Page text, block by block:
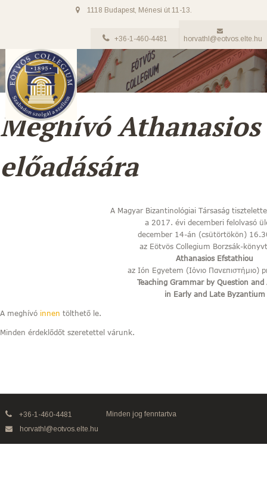
1118 Budapest, Ménesi út 11-13.
+36-1-460-4481 horvathl@eotvos.elte.hu
Meghívó
előadására
A Magyar Bizantinológiai Társaság
a 2017. évi decemberi felolvasó
december 14-án (csütörtökön)
az Eötvös Collegium Borzsák-
Athanasios Efstathiou
az Ión Egyetem (Ιόνιο Πανεπιστήμιο)
Teaching Grammar by Question and
in Early and Late Byzantium
A meghívó innen tölthető le.
Minden érdeklődőt szeretettel várunk.
+36-1-460-4481
horvathl@eotvos.elte.hu
Minden jog fenntartva